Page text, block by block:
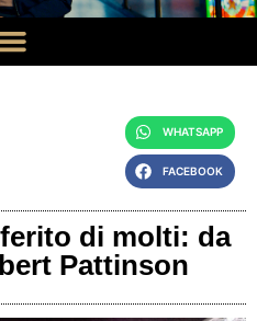
WHATSAPP
FACEBOOK
di molti: da
Pattinson